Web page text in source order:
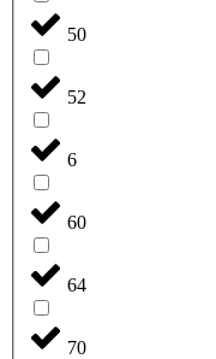
50
52
6
60
64
70